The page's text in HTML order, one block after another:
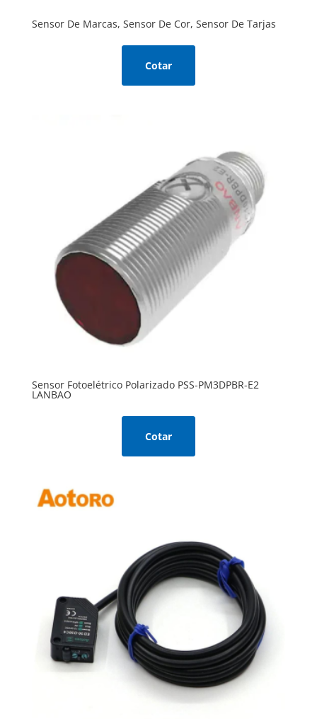
Sensor De Marcas, Sensor De Cor, Sensor De Tarjas
Cotar
Sensor Fotoelétrico Polarizado PSS-PM3DPBR-E2
LANBAO
Cotar